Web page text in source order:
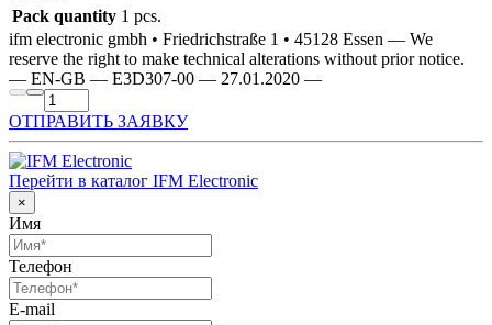
Pack quantity 1 pcs.
ifm electronic gmbh • Friedrichstraße 1 • 45128 Essen — We
reserve the right to make technical alterations without prior notice.
— EN-GB — E3D307-00 — 27.01.2020 —
ОТПРАВИТЬ ЗАЯВКУ
Перейти в каталог IFM Electronic
×
Имя
Телефон
E-mail